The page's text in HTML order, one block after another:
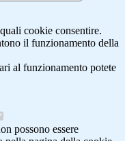
cookie consentire.
il funzionamento della
al funzionamento potete
possono essere